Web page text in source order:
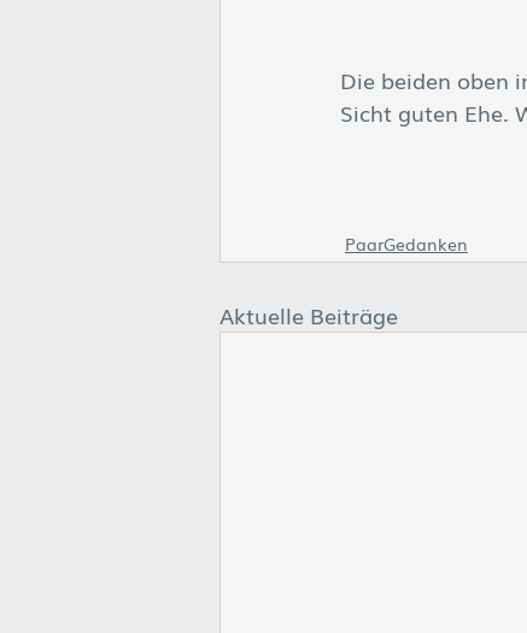
Die beiden oben
Sicht guten Ehe.
PaarGedanken
Aktuelle Beiträge